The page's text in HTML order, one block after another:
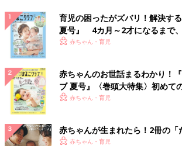
われていたんですが、本当にたびたび起こる
査はしなかったものの、医師が症状を見て『
ならないように、吸入の治療をしましょうか
れで治療をスタートさせました。家でもスチ
るなどして、長男の環境にはいろいろと気を
が、症状はなかなか改善しなかったんです」
赤ちゃんのころから頻繁に咳をしていたとい
男。咳き込みすぎて、呼吸困難のようになる
す。
育児の困ったがズバリ！解決す
夏号』 4カ月～2才になるまで
いっぱい！
赤ちゃん・育児
赤ちゃんのお世話まるわかり！
ブ 夏号』〈巻頭大特集〉初めて
く！ おっぱい・ミルクの基本と
赤ちゃん・育児
赤ちゃんが生まれたら！2冊の「
赤ちゃん・育児